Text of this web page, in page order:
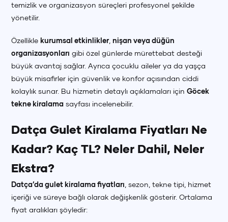
temizlik ve organizasyon süreçleri profesyonel şekilde
yönetilir.
Özellikle kurumsal etkinlikler nişan veya düğün
organizasyonları gibi özel günlerde mürettebat desteği
büyük avantaj sağlar. Ayrıca çocuklu aileler ya da yaşça
büyük misafirler için güvenlik ve konfor açısından ciddi
kolaylık sunar. Bu hizmetin detaylı açıklamaları içinGöcek
tekne kiralama sayfası incelenebilir.
Datça Gulet Kiralama Fiyatları Ne
Kadar? Kaç TL? Neler Dahil, Neler
Ekstra?
Datça’da gulet kiralama fiyatları , sezon, tekne tipi, hizmet
içeriği ve süreye bağlı olarak değişkenlik gösterir. Ortalama
fiyat aralıkları şöyledir: